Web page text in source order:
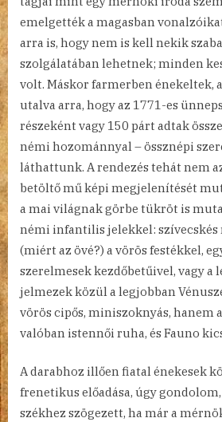
emelgették a magasban
arra is, hogy nem is kell nekik
szolgálatában lehetnek; minden
volt. Máskor farmerben énekeltek,
utalva arra, hogy az 1771-es
részeként vagy 150 párt adtak
némi hozománnyal – össznépi
láthattunk. A rendezés tehát nem
betöltő mű képi megjelenítését
a mai világnak görbe tükröt is
némi infantilis jelekkel: szívecskés
(miért az övé?) a vörös festékkel,
szerelmesek kezdőbetűivel, vagy a
jelmezek közül a legjobban
vörös cipős, miniszoknyás, hanem
valóban istennői ruha, és Fauno
A darabhoz illően fiatal énekesek
frenetikus előadása, úgy
székhez szögezett, ha már a